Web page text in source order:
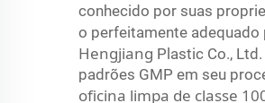
conhecido por suas
o perfeitamente
Hengjiang Plastic Co.,
padrões GMP em seu
oficina limpa de classe